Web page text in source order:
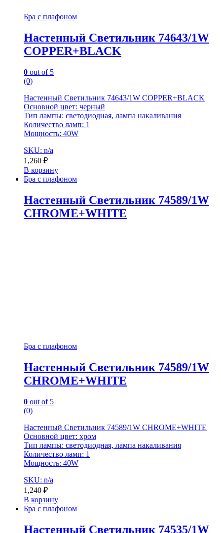
Бра с плафоном
Настенный Светильник 74643/1W
COPPER+BLACK
0 out of 5
(0)
Настенный Светильник 74643/1W COPPER+BLACK
Основной цвет: черный
Тип лампы: светодиодная, лампа накаливания
Количество ламп: 1
Мощность: 40W
SKU: n/a
1,260 ₽
В корзину
Бра с плафоном
Настенный Светильник 74589/1W
CHROME+WHITE
Бра с плафоном
Настенный Светильник 74589/1W
CHROME+WHITE
0 out of 5
(0)
Настенный Светильник 74589/1W CHROME+WHITE
Основной цвет: хром
Тип лампы: светодиодная, лампа накаливания
Количество ламп: 1
Мощность: 40W
SKU: n/a
1,240 ₽
В корзину
Бра с плафоном
Настенный Светильник 74535/1W